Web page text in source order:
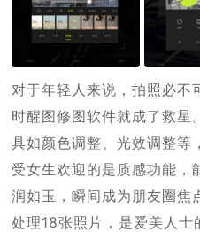
对于年轻人来说，拍照必不
时醒图修图软件就成了救星
具如颜色调整、光效调整等
受女生欢迎的是质感功能，
润如玉，瞬间成为朋友圈焦
处理18张照片，是爱美人士